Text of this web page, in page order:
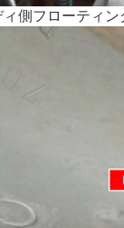
ィ側フローティ